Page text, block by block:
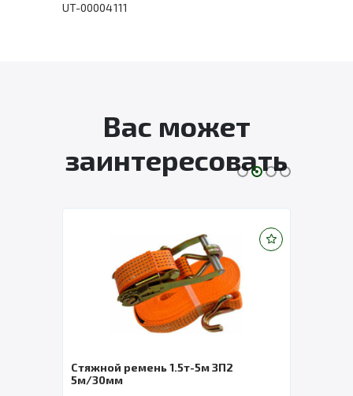
UT-00004111
Вас может
заинтересовать
Стяжной ремень 1.5т-5м ЗП2
5м/30мм